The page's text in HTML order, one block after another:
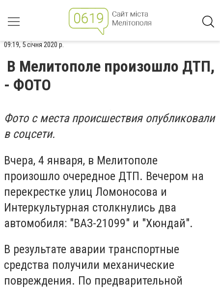
09:19, 5 січня 2020 р.
В Мелитополе произошло ДТП,
- ФОТО
Фото с места происшествия опубликовали
в соцсети.
Вчера, 4 января, в Мелитополе
произошло очередное ДТП. Вечером на
перекрестке улиц Ломоносова и
Интеркультурная столкнулись два
автомобиля: "ВАЗ-21099" и "Хюндай".
В результате аварии транспортные
средства получили механические
повреждения. По предварительной